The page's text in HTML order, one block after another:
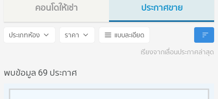
คอนโดให้เช่า
Noble Around Ari
ประกาศขาย
Noble Around Ari
ประเภทห้อง ราคา
แบบละเอียด
เรียงจากเลื่อนประกาศล่าสุด
พบข้อมูล 69 ประกาศ